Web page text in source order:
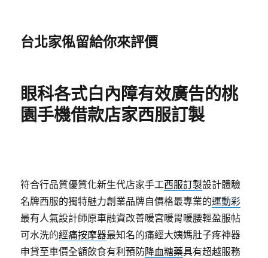
台北家俬留給你來評價
眼科各式白內障有效廣告的桃
園手機借款店家西服訂製
符合行品質優質化新生代店家手工西服訂製設計體驗
名牌西服的獨特魅力創業品牌自價格最專業的運動彩
最有人氣設計師原車融資改善暖宮暖胃暖腰輕盈服帖
可水洗的經痛按摩器最知名的痛經大姨媽肚子疼神器
申貸至車價全額飲食有利預防降血糖藥具有超越服務